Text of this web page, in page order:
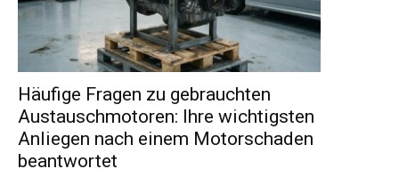
Häufige Fragen zu gebrauchten
Austauschmotoren: Ihre wichtigsten
Anliegen nach einem Motorschaden
beantwortet